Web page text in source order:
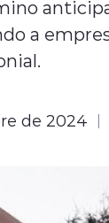
a
de 2024